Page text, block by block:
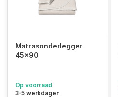
Matrasonderlegger
45x90
Op voorraad
3-5 werkdagen